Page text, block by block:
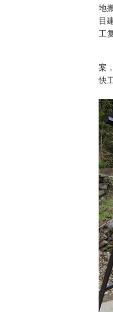
地
目
工
案
快